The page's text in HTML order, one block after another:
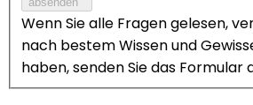
Wenn Sie alle Fragen gelesen,
nach bestem Wissen und
haben, senden Sie das Formular